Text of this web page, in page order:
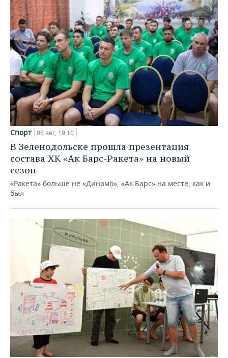
Спорт 06 авг, 19:10
В Зеленодольске прошла презентация
состава ХК «Ак Барс-Ракета» на новый
сезон
«Ракета» больше не «Динамо», «Ак Барс» на месте, как и
был